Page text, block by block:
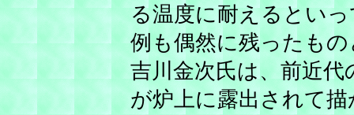
る温度に耐えるとい
例も偶然に残ったも
吉川金次氏は、前近
が炉上に露出されて